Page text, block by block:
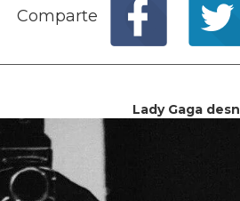
Comparte
Lady Gaga